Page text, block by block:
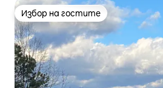
Избор на гостите
Избор на гостите